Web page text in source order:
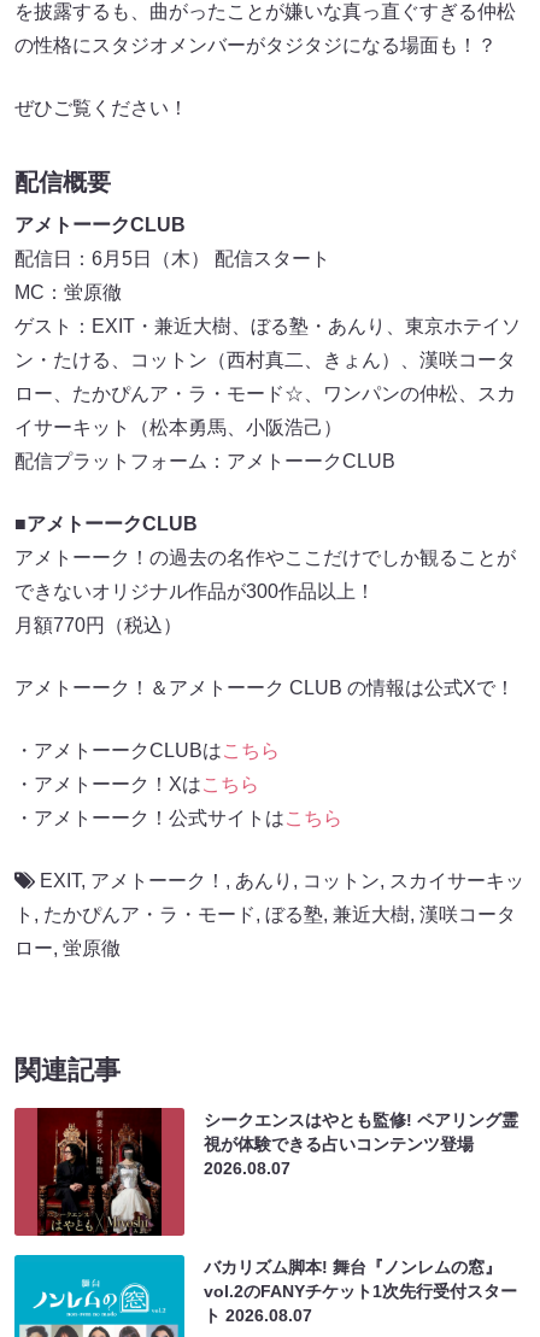
を披露するも、曲がったことが嫌いな真っ直ぐすぎる仲松
の性格にスタジオメンバーがタジタジになる場面も！？
ぜひご覧ください！
配信概要
アメトーークCLUB
配信日：6月5日（木） 配信スタート
MC：蛍原徹
ゲスト：EXIT・兼近大樹、ぼる塾・あんり、東京ホテイソ
ン・たける、コットン（西村真二、きょん）、漢咲コータ
ロー、たかぴんア・ラ・モード☆、ワンパンの仲松、スカ
イサーキット（松本勇馬、小阪浩己）
配信プラットフォーム：アメトーークCLUB
■アメトーークCLUB
アメトーーク！の過去の名作やここだけでしか観ることが
できないオリジナル作品が300作品以上！
月額770円（税込）
アメトーーク！＆アメトーーク CLUB の情報は公式Xで！
・アメトーークCLUBはこちら
・アメトーーク！Xはこちら
・アメトーーク！公式サイトはこちら
EXIT, アメトーーク！ , あんり , コットン, スカイサーキッ
ト , たかぴんア・ラ・モード, ぼる塾, 兼近大樹, 漢咲コータ
ロー, 蛍原徹
関連記事
シークエンスはやとも監修! ペアリング霊
視が体験できる占いコンテンツ登場
2026.08.07
バカリズム脚本! 舞台『ノンレムの窓』
vol.2のFANYチケット1次先行受付スター
ト2026.08.07